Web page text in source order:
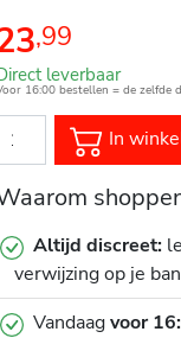
,99
leverbaar
16:00 bestellen = de zelfde
In
Altijd discreet:
verwijzing op je
Vandaagvoor